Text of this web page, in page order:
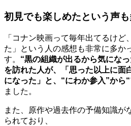
初見でも楽しめたという声
「コナン映画って毎年出てるけど
た」という人の感想も非常に多か
す。 “黒の組織が出るから気にな
を訪れた人が、「思った以上に面
になった」と、“にわか参入”から
ました。
また、原作や過去作の予備知識が
られており、